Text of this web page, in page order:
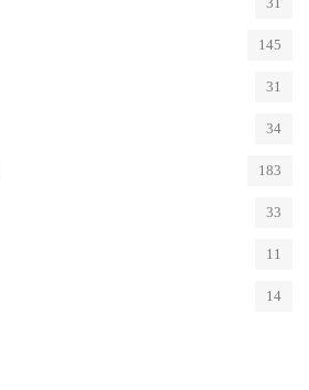
145
31
34
183
33
11
14